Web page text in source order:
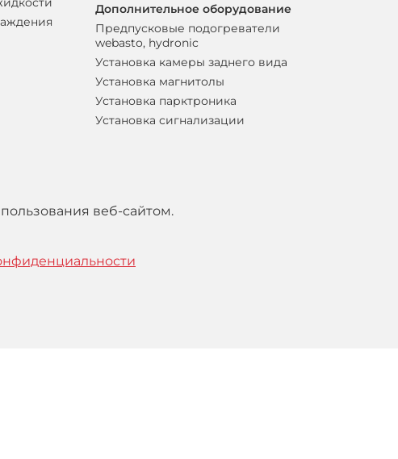
Дополнительное оборудование
Предпусковые подогреватели
webasto, hydronic
Установка камеры заднего вида
Установка магнитолы
Установка парктроника
Установка сигнализации
веб-сайтом.